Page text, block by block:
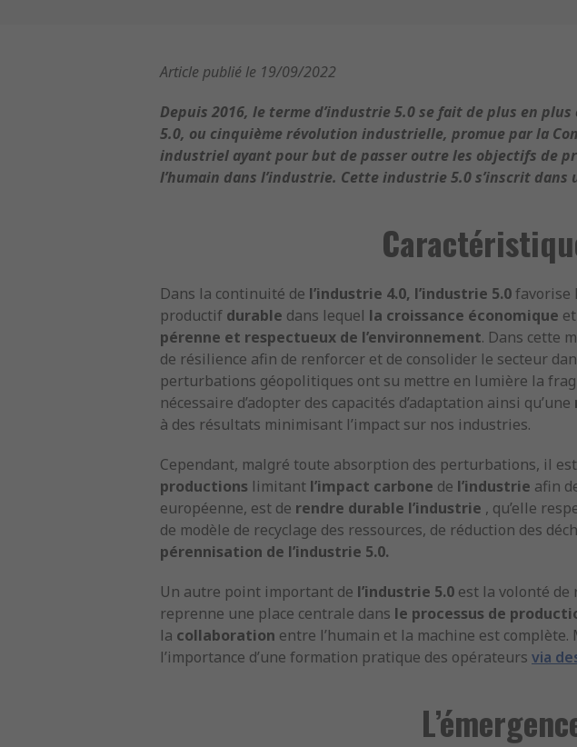
Article publié le 19/09/2022
Depuis 2016, le terme d’industrie 5.0 se fait de plus en
5.0, ou cinquième révolution industrielle, promue par la
industriel ayant pour but de passer outre les objectifs de
l’humain dans l’industrie. Cette industrie 5.0 s’inscrit
Dans la continuité de l’industrie 4.0, l’industrie 5.0favorise
productif durable dans lequel la croissance économique et
pérenne et respectueux de l’environnement. Dans cette
de résilience afin de renforcer et de consolider le secteur
perturbations géopolitiques ont su mettre en lumière la
nécessaire d’adopter des capacités d’adaptation ainsi qu’une
à des résultats minimisant l’impact sur nos industries.
Cependant, malgré toute absorption des perturbations, il
productions limitant l’impact carbone de l’industrie afin
européenne, est de rendre durable l’industrie , qu’elle
de modèle de recyclage des ressources, de réduction des
pérennisation de l’industrie 5.0.
Un autre point important de l’industrie 5.0 est la volonté
reprenne une place centrale dans le processus de
la collaboration entre l’humain et la machine est
l’importance d’une formation pratique des opérateurs via